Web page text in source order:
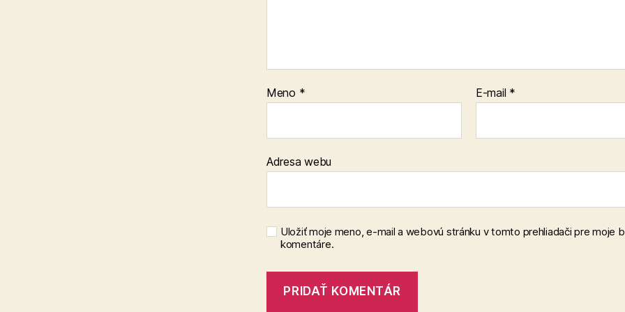
Meno * E-mail *
Adresa webu
Uložiť moje meno, e-mail a webovú stránku v tomto prehliadači pre moje
komentáre.